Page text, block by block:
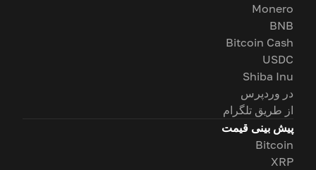
Monero
BNB
Bitcoin Cash
USDC
Shiba Inu
در وردپرس
از طریق تلگرام
پیش بینی قیمت
Bitcoin
XRP